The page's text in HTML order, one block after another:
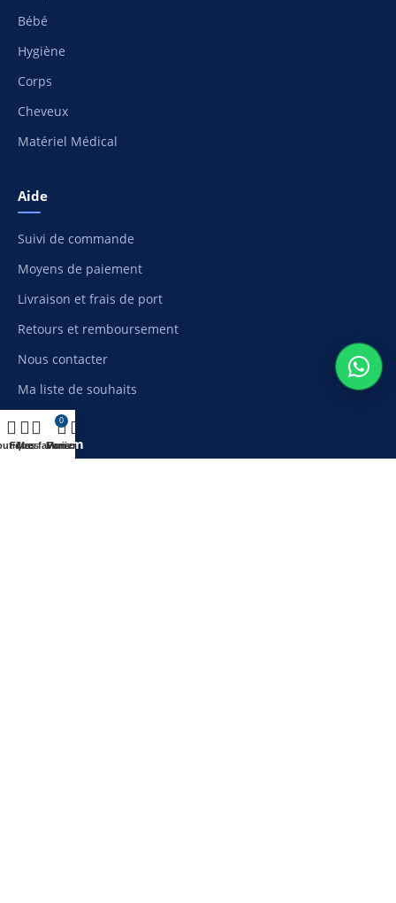
Bébé
Hygiène
Corps
Cheveux
Matériel Médical
Aide
Suivi de commande
Moyens de paiement
Livraison et frais de port
Retours et remboursement
Nous contacter
Ma liste de souhaits
Etapharm
Filtres
Mes favoris
0
Panier
Mon compte